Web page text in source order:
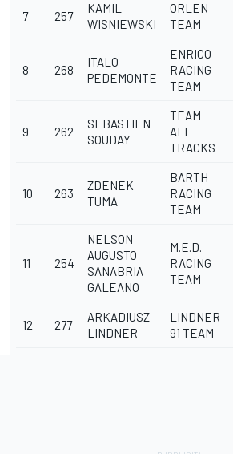
7 257
KAMIL
WISNIEWSKI
ORLEN
TEAM
8 268
ITALO
PEDEMONTE
ENRICO
RACING
TEAM
9 262
SEBASTIEN
SOUDAY
TEAM
ALL
TRACKS
10 263
ZDENEK
TUMA
BARTH
RACING
TEAM
11 254
NELSON
AUGUSTO
SANABRIA
GALEANO
M.E.D.
RACING
TEAM
12 277
ARKADIUSZ
LINDNER
LINDNER
91 TEAM